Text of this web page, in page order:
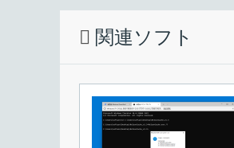
［完了］をクリック
関連ソフト